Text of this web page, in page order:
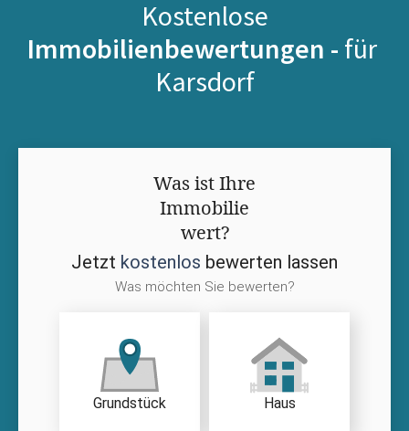
Kostenlose
Immobilienbewertungen - für
Karsdorf
Was ist Ihre
Immobilie
wert?
Jetzt kostenlos bewerten lassen
Was möchten Sie bewerten?
Grundstück Haus